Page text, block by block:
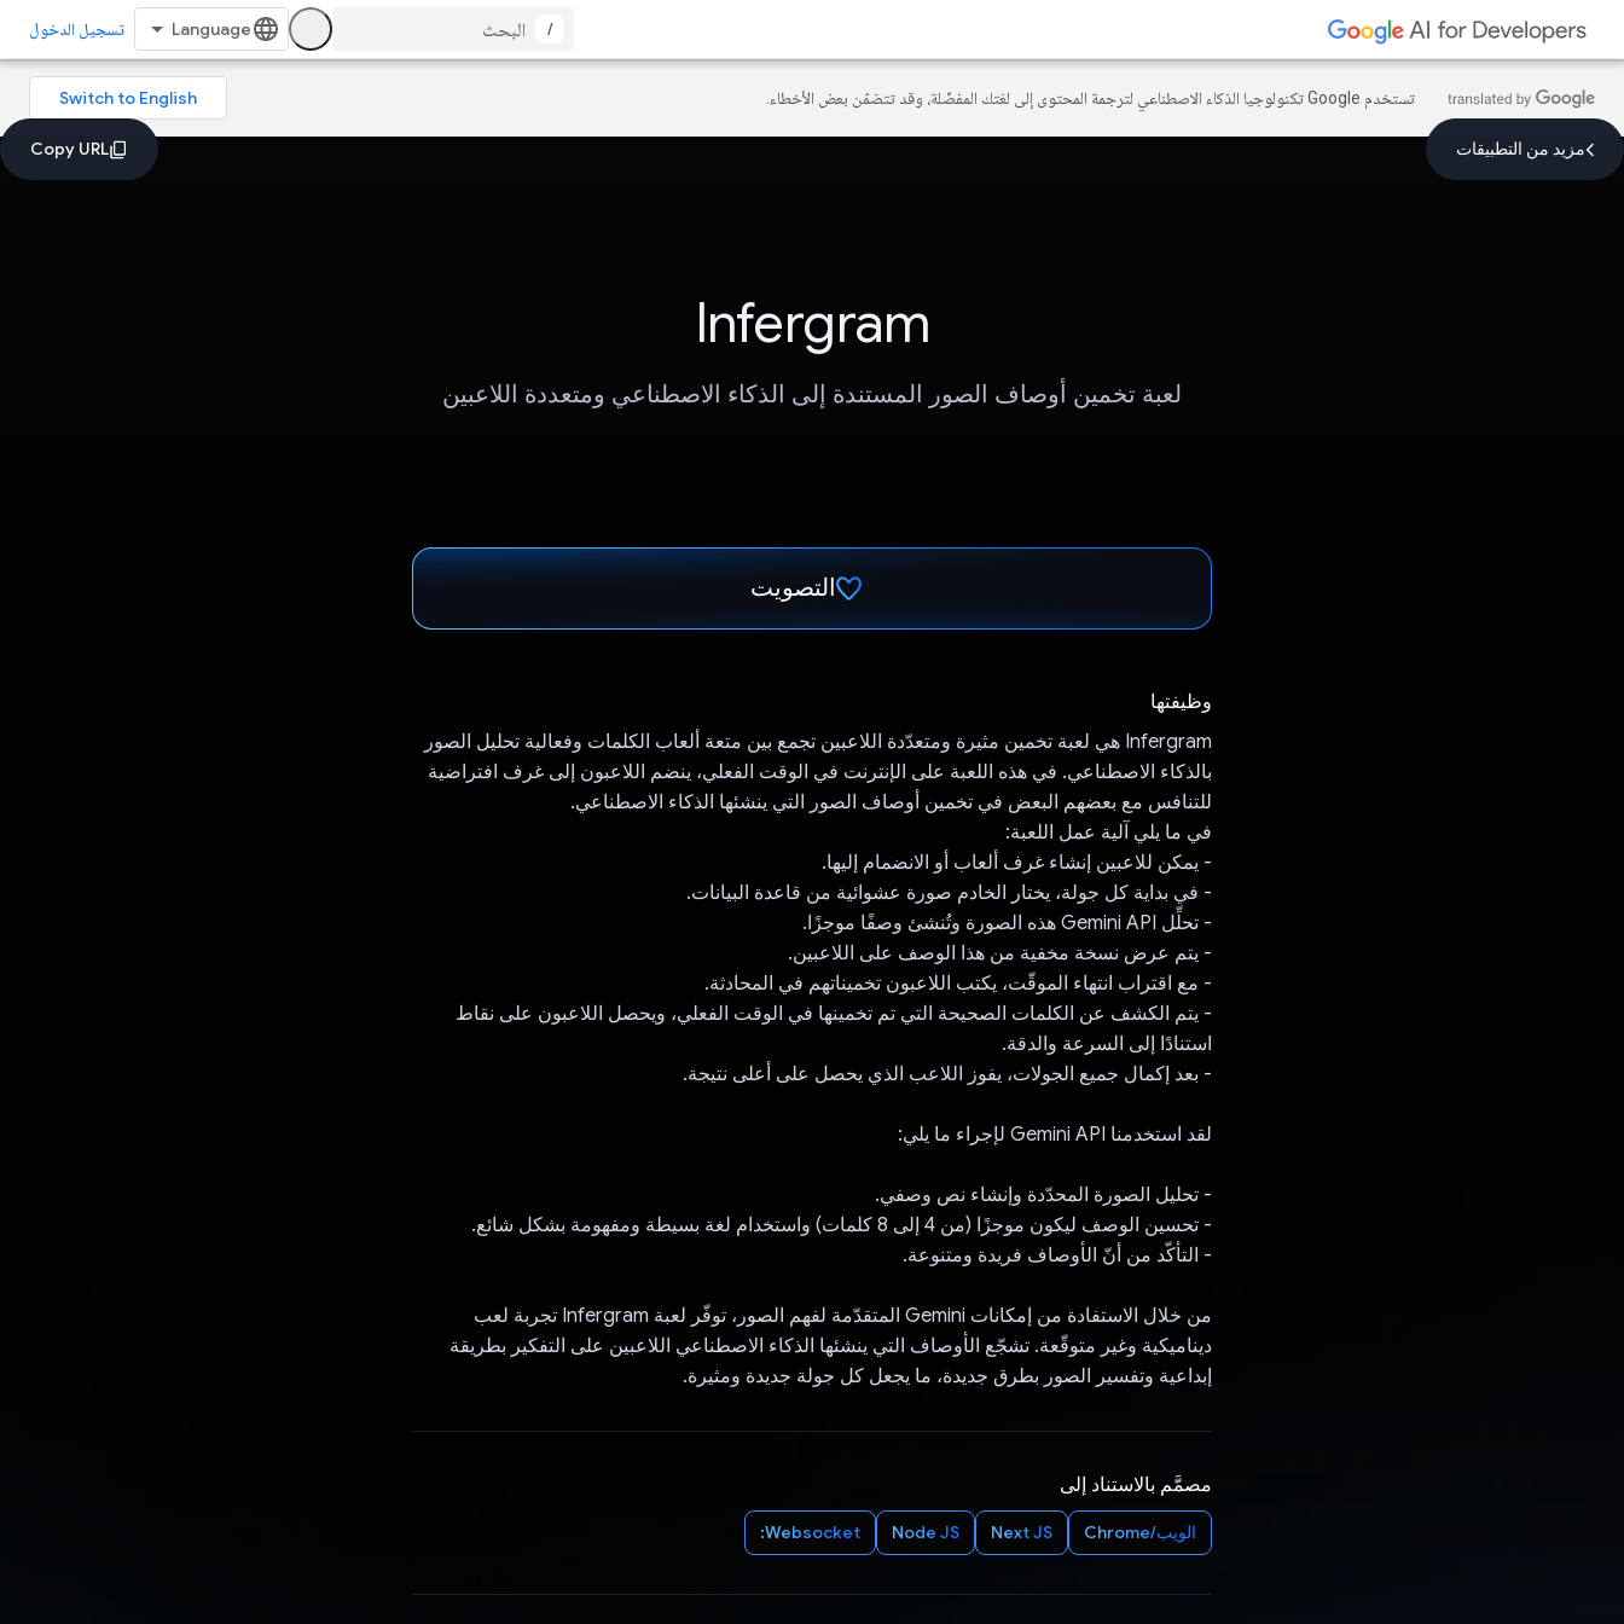
/ تسجيل الدخول
تستخدم Google تكنولوجيا الذكاء الاصطناعي لترجمة المحتوى إلى لغتك المفضّلة، وقد تتضمّن بعض الأخطاء.
مزيد من التطبيقات
Infergram
لعبة تخمين أوصاف الصور المستندة إلى الذكاء الاصطناعي ومتعددة اللاعبين
التصويت
وظيفتها
‫Infergram هي لعبة تخمين مثيرة ومتعدّدة اللاعبين تجمع بين متعة ألعاب الكلمات وفعالية تحليل الصور
بالذكاء الاصطناعي. في هذه اللعبة على الإنترنت في الوقت الفعلي، ينضم اللاعبون إلى غرف افتراضية
للتنافس مع بعضهم البعض في تخمين أوصاف الصور التي ينشئها الذكاء الاصطناعي.
في ما يلي آلية عمل اللعبة:
- يمكن للاعبين إنشاء غرف ألعاب أو الانضمام إليها.
- في بداية كل جولة، يختار الخادم صورة عشوائية من قاعدة البيانات.
- تحلِّل Gemini API هذه الصورة وتُنشئ وصفًا موجزًا.
- يتم عرض نسخة مخفية من هذا الوصف على اللاعبين.
- مع اقتراب انتهاء الموقّت، يكتب اللاعبون تخميناتهم في المحادثة.
- يتم الكشف عن الكلمات الصحيحة التي تم تخمينها في الوقت الفعلي، ويحصل اللاعبون على نقاط
استنادًا إلى السرعة والدقة.
- بعد إكمال جميع الجولات، يفوز اللاعب الذي يحصل على أعلى نتيجة.
لقد استخدمنا Gemini API لإجراء ما يلي:
- تحليل الصورة المحدّدة وإنشاء نص وصفي.
- تحسين الوصف ليكون موجزًا (من 4 إلى 8 كلمات) واستخدام لغة بسيطة ومفهومة بشكل شائع.
- التأكّد من أنّ الأوصاف فريدة ومتنوعة.
من خلال الاستفادة من إمكانات Gemini المتقدّمة لفهم الصور، توفّر لعبة Infergram تجربة لعب
ديناميكية وغير متوقّعة. تشجّع الأوصاف التي ينشئها الذكاء الاصطناعي اللاعبين على التفكير بطريقة
إبداعية وتفسير الصور بطرق جديدة، ما يجعل كل جولة جديدة ومثيرة.
مصمَّم بالاستناد إلى
الويب/Chrome Next JS
Node JS
Websocket: